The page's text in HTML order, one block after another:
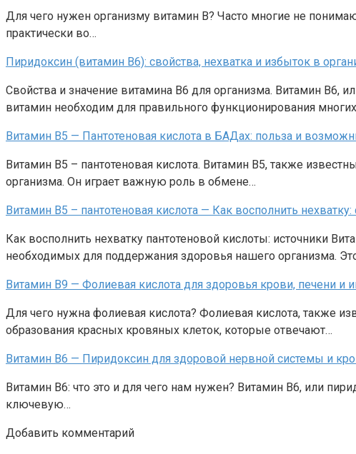
Для чего нужен организму витамин B? Часто многие не
практически во…
Пиридоксин (витамин B6): свойства, нехватка и избыток в
Свойства и значение витамина В6 для организма. Витамин В6,
витамин необходим для правильного функционирования
Витамин В5 — Пантотеновая кислота в БАДах: польза и
Витамин В5 – пантотеновая кислота. Витамин В5, также
организма. Он играет важную роль в обмене…
Витамин В5 – пантотеновая кислота — Как восполнить
Как восполнить нехватку пантотеновой кислоты: источники
необходимых для поддержания здоровья нашего организма.
Витамин В9 — Фолиевая кислота для здоровья крови, печени и
Для чего нужна фолиевая кислота? Фолиевая кислота, также
образования красных кровяных клеток, которые отвечают…
Витамин В6 — Пиридоксин для здоровой нервной системы и
Витамин В6: что это и для чего нам нужен? Витамин В6, или
ключевую…
Добавить комментарий